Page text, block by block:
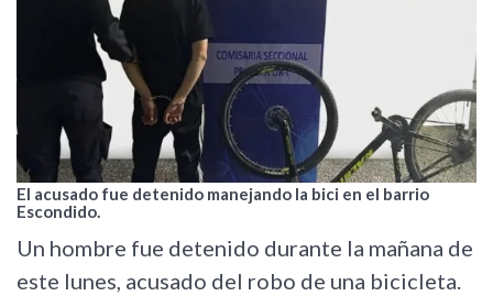
El acusado fue detenido manejando la bici en el barrio
Escondido.
Un hombre fue detenido durante la mañana de
este lunes, acusado del robo de una bicicleta.